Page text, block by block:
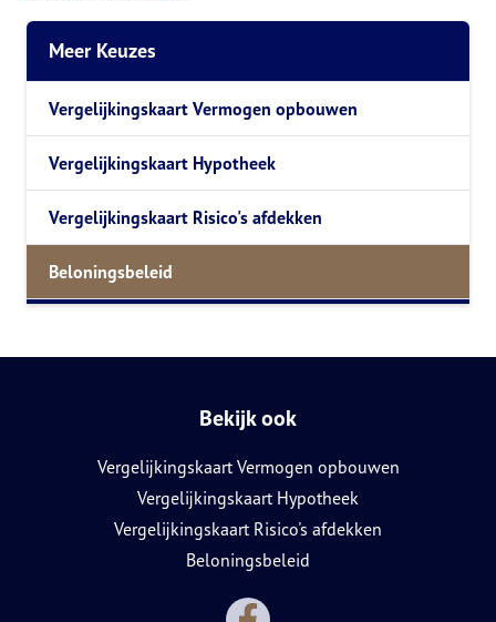
Meer Keuzes
Vergelijkingskaart Vermogen opbouwen
Vergelijkingskaart Hypotheek
Vergelijkingskaart Risico's afdekken
Beloningsbeleid
Bekijk ook
Vergelijkingskaart Vermogen opbouwen
Vergelijkingskaart Hypotheek
Vergelijkingskaart Risico's afdekken
Beloningsbeleid